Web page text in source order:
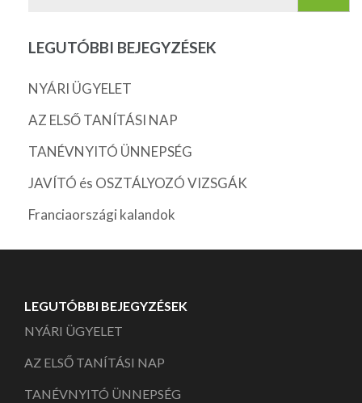
LEGUTÓBBI BEJEGYZÉSEK
NYÁRI ÜGYELET
AZ ELSŐ TANÍTÁSI NAP
TANÉVNYITÓ ÜNNEPSÉG
JAVÍTÓ és OSZTÁLYOZÓ VIZSGÁK
Franciaországi kalandok
LEGUTÓBBI BEJEGYZÉSEK
NYÁRI ÜGYELET
AZ ELSŐ TANÍTÁSI NAP
TANÉVNYITÓ ÜNNEPSÉG